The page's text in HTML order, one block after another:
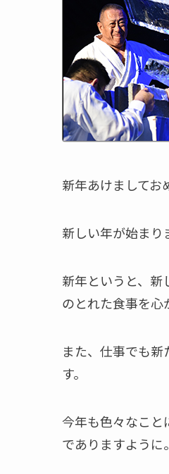
新年あけましてお
新しい年が始まり
新年というと、新
のとれた食事を心
また、仕事でも
す。
今年も色々なこと
でありますように。